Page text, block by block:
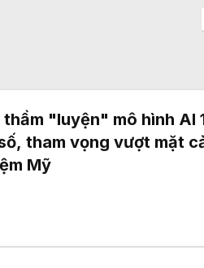
"luyện" mô hình AI
tham vọng vượt mặt
Mỹ